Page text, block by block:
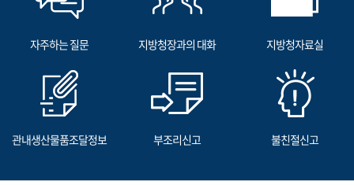
자주하는 질문 지방청장과의 대화 지방청자료실
관내생산물품조달정보 부조리신고 불친절신고